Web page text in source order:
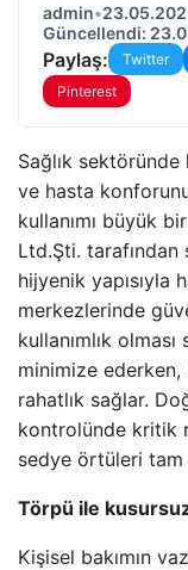
admin•
Güncellendi:
Paylaş: Twitter
Pinterest
Sağlık
ve hasta
kullanımı büyük
Ltd.Şti. tarafından
hijyenik yapısıyla
merkezlerinde
kullanımlık
minimize ederken,
rahatlık sağlar.
kontrolünde kritik
sedye örtüleri tam
Törpü ile
Kişisel bakımın